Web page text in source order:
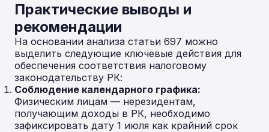
Практические выводы и
рекомендации
На основании анализа статьи 697 можно
выделить следующие ключевые действия для
обеспечения соответствия налоговому
законодательству РК:
Соблюдение календарного графика:
Физическим лицам — нерезидентам,
получающим доходы в РК, необходимо
зафиксировать дату 1 июля как крайний срок